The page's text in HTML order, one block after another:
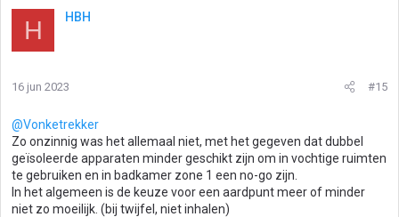
H HBH
16 jun 2023 #15
@Vonketrekker
Zo onzinnig was het allemaal niet, met het gegeven dat dubbel
geïsoleerde apparaten minder geschikt zijn om in vochtige ruimten
te gebruiken en in badkamer zone 1 een no-go zijn.
In het algemeen is de keuze voor een aardpunt meer of minder
niet zo moeilijk. (bij twijfel, niet inhalen)